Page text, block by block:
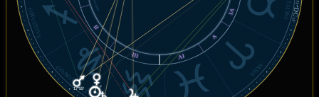
15°
DC
12'
ARIES
TAURO
SAGITARIO
CAPRICORNIO
II
III IV
V
VI
24°17'
17°55'